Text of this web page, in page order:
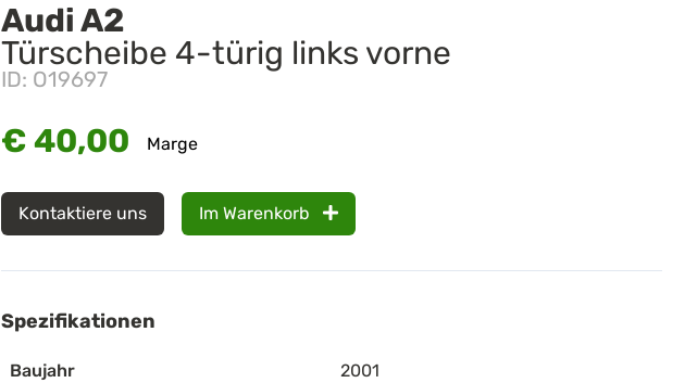
Audi A2
Türscheibe 4-türig links vorne
ID: O19697
€ 40,00 Marge
Kontaktiere uns Im Warenkorb
Spezifikationen
Baujahr
2001